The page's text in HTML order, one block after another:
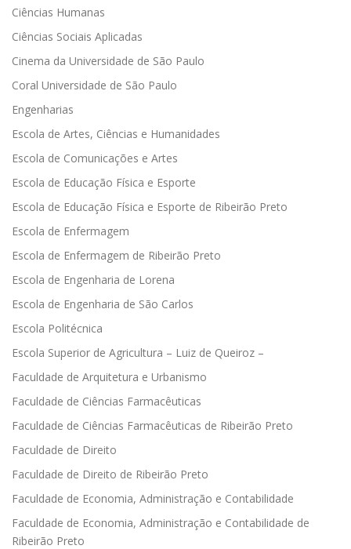
Ciências Humanas
Ciências Sociais Aplicadas
Cinema da Universidade de São Paulo
Coral Universidade de São Paulo
Engenharias
Escola de Artes, Ciências e Humanidades
Escola de Comunicações e Artes
Escola de Educação Física e Esporte
Escola de Educação Física e Esporte de Ribeirão Preto
Escola de Enfermagem
Escola de Enfermagem de Ribeirão Preto
Escola de Engenharia de Lorena
Escola de Engenharia de São Carlos
Escola Politécnica
Escola Superior de Agricultura – Luiz de Queiroz –
Faculdade de Arquitetura e Urbanismo
Faculdade de Ciências Farmacêuticas
Faculdade de Ciências Farmacêuticas de Ribeirão Preto
Faculdade de Direito
Faculdade de Direito de Ribeirão Preto
Faculdade de Economia, Administração e Contabilidade
Faculdade de Economia, Administração e Contabilidade de
Ribeirão Preto